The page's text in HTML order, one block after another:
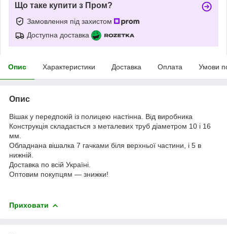
Що таке купити з Пром?
Замовлення під захистом
Доступна доставка
Опис Характеристики Доставка Оплата Умови
Опис
Вішак у передпокій із полицею настінна. Від виробника
Конструкція складається з металевих труб діаметром 10 і 16
мм.
Обладнана вішалка 7 гачками біля верхньої частини, і 5 в
нижній.
Доставка по всій Україні.
Оптовим покупцям — знижки!
Приховати